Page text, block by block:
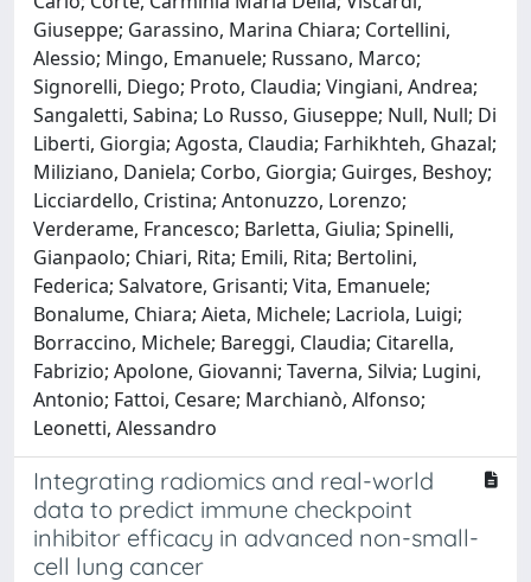
Giuseppe; Garassino, Marina Chiara; Cortellini,
Alessio; Mingo, Emanuele; Russano, Marco;
Signorelli, Diego; Proto, Claudia; Vingiani, Andrea;
Sangaletti, Sabina; Lo Russo, Giuseppe; Null, Null; Di
Liberti, Giorgia; Agosta, Claudia; Farhikhteh, Ghazal;
Miliziano, Daniela; Corbo, Giorgia; Guirges, Beshoy;
Licciardello, Cristina; Antonuzzo, Lorenzo;
Verderame, Francesco; Barletta, Giulia; Spinelli,
Gianpaolo; Chiari, Rita; Emili, Rita; Bertolini,
Federica; Salvatore, Grisanti; Vita, Emanuele;
Bonalume, Chiara; Aieta, Michele; Lacriola, Luigi;
Borraccino, Michele; Bareggi, Claudia; Citarella,
Fabrizio; Apolone, Giovanni; Taverna, Silvia; Lugini,
Antonio; Fattoi, Cesare; Marchianò, Alfonso;
Leonetti, Alessandro
Integrating radiomics and real-world
data to predict immune checkpoint
inhibitor efficacy in advanced non-small-
cell lung cancer